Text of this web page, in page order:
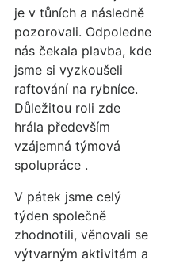
je v tůních a následně
pozorovali. Odpoledne
nás čekala plavba, kde
jsme si vyzkoušeli
raftování na rybníce.
Důležitou roli zde
hrála především
vzájemná týmová
spolupráce .
V pátek jsme celý
týden společně
zhodnotili, věnovali se
výtvarným aktivitám a